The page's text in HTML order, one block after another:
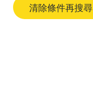
清除條件再搜尋